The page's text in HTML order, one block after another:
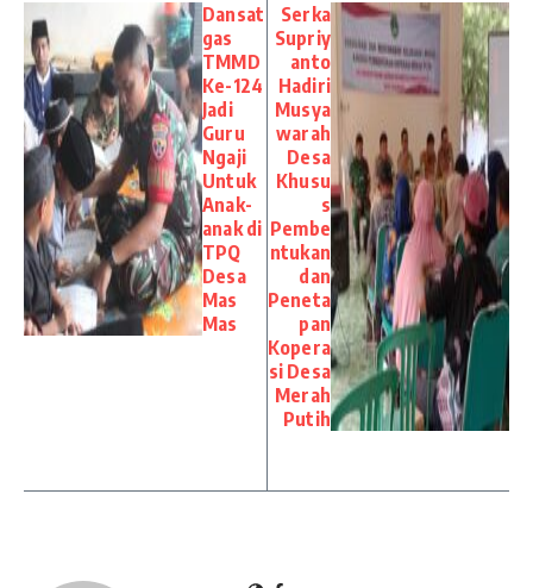
Dansat
gas
TMMD
Ke-124
Jadi
Guru
Ngaji
Untuk
Anak-
anak di
TPQ
Desa
Mas
Mas
Serka
Supriy
anto
Hadiri
Musya
warah
Desa
Khusu
s
Pembe
ntukan
dan
Peneta
pan
Kopera
si Desa
Merah
Putih